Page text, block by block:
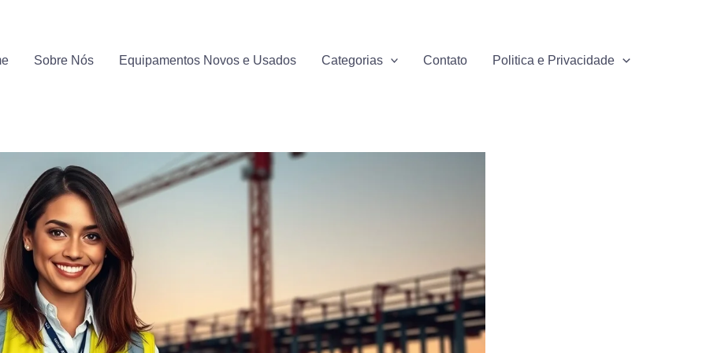
Sobre Nós Equipamentos Novos e Usados Categorias Contato Politica e Privacidade